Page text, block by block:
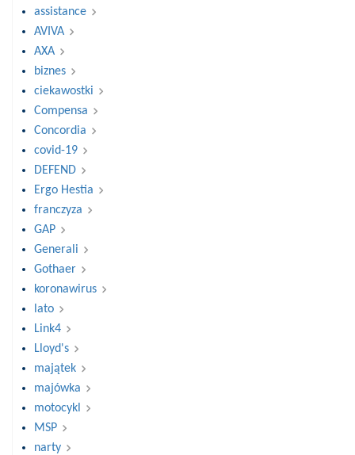
assistance
AVIVA
AXA
biznes
ciekawostki
Compensa
Concordia
covid-19
DEFEND
Ergo Hestia
franczyza
GAP
Generali
Gothaer
koronawirus
lato
Link4
Lloyd's
majątek
majówka
motocykl
MSP
narty